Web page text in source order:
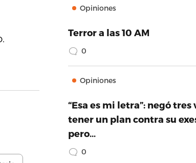
Opiniones
Terror a las 10 AM
0
Opiniones
“Esa es mi letra”: negó tres
tener un plan contra su
pero…
0